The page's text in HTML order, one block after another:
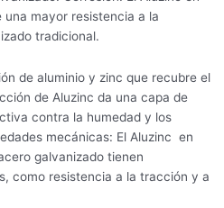
una mayor resistencia a la
tradicional.
de aluminio y zinc que recubre el
de Aluzinc da una capa de
contra la humedad y los
mecánicas: El Aluzinc en
galvanizado tienen
como resistencia a la tracción y a